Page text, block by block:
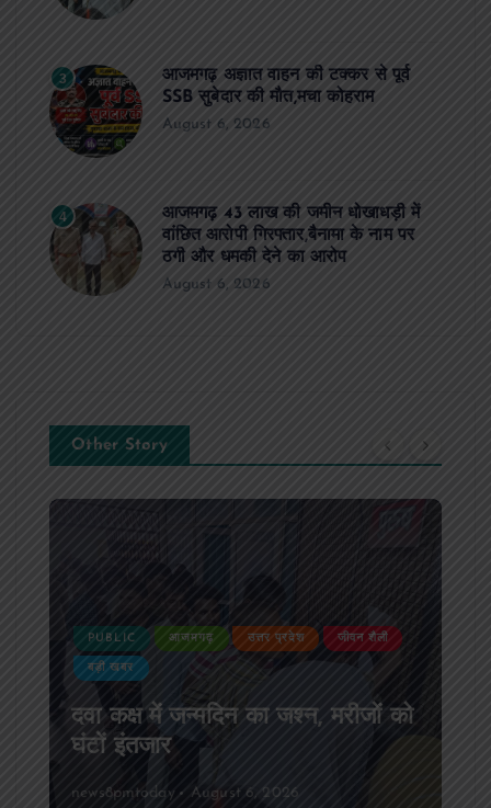
3
आजमगढ़ अज्ञात वाहन की टक्कर से पूर्व
SSB सुबेदार की मौत,मचा कोहराम
August 6, 2026
4
आजमगढ़ 43 लाख की जमीन धोखाधड़ी में
वांछित आरोपी गिरफ्तार,बैनामा के नाम पर
ठगी और धमकी देने का आरोप
August 6, 2026
Other Story
PUBLIC आजमगढ़ उत्तर प्रदेश जीवन शैली
बड़ी खबर
दवा कक्ष में जन्मदिन का जश्न, मरीजों को
घंटों इंतजार
news8pmtoday August 6, 2026